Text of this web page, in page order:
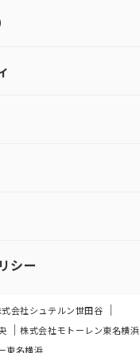
シー
式会社シュテルン世田谷
株式会社モトーレン東名横浜
東名横浜